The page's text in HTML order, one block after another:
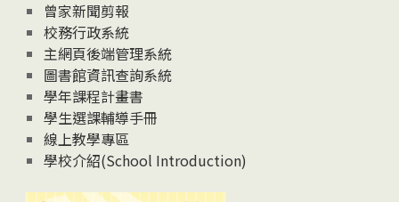
曾家新聞剪報
校務行政系統
主網頁後端管理系統
圖書館資訊查詢系統
學年課程計畫書
學生選課輔導手冊
線上教學專區
學校介紹(School Introduction)